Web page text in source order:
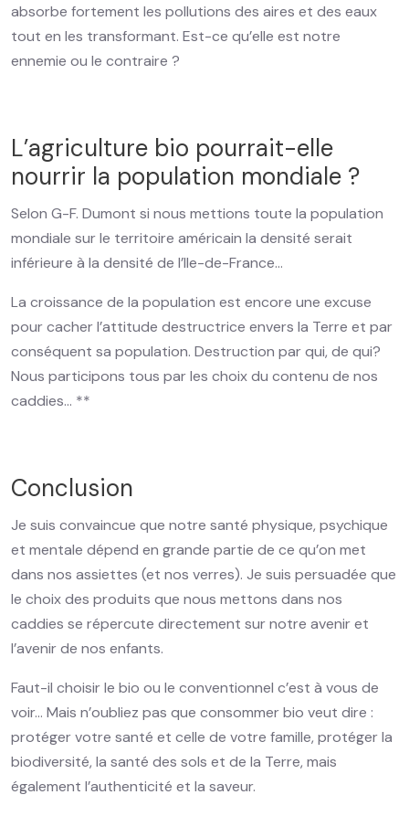
absorbe fortement les pollutions des aires et des eaux
tout en les transformant. Est-ce qu’elle est notre
ennemie ou le contraire ?
L’agriculture bio pourrait-elle
nourrir la population mondiale ?
Selon G-F. Dumont si nous mettions toute la population
mondiale sur le territoire américain la densité serait
inférieure à la densité de l’Ile-de-France…
La croissance de la population est encore une excuse
pour cacher l’attitude destructrice envers la Terre et par
conséquent sa population. Destruction par qui, de qui?
Nous participons tous par les choix du contenu de nos
caddies… **
Conclusion
Je suis convaincue que notre santé physique, psychique
et mentale dépend en grande partie de ce qu’on met
dans nos assiettes (et nos verres). Je suis persuadée que
le choix des produits que nous mettons dans nos
caddies se répercute directement sur notre avenir et
l’avenir de nos enfants.
Faut-il choisir le bio ou le conventionnel c’est à vous de
voir… Mais n’oubliez pas que consommer bio veut dire :
protéger votre santé et celle de votre famille, protéger la
biodiversité, la santé des sols et de la Terre, mais
également l’authenticité et la saveur.